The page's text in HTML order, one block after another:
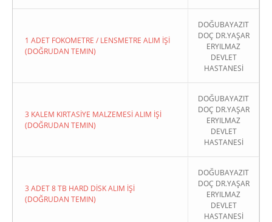
1 ADET FOKOMETRE / LENSMETRE ALIM İŞİ
(DOĞRUDAN TEMIN)
DOĞUBAYAZIT
DOÇ DR.YAŞAR
ERYILMAZ
DEVLET
HASTANESİ
3 KALEM KIRTASİYE MALZEMESİ ALIM İŞİ
(DOĞRUDAN TEMIN)
DOĞUBAYAZIT
DOÇ DR.YAŞAR
ERYILMAZ
DEVLET
HASTANESİ
3 ADET 8 TB HARD DİSK ALIM İŞİ
(DOĞRUDAN TEMIN)
DOĞUBAYAZIT
DOÇ DR.YAŞAR
ERYILMAZ
DEVLET
HASTANESİ